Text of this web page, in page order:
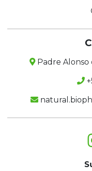
Padre Alonso